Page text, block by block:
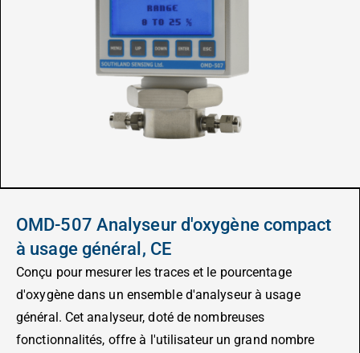
OMD-507 Analyseur d'oxygène compact
à usage général, CE
Conçu pour mesurer les traces et le pourcentage
d'oxygène dans un ensemble d'analyseur à usage
général. Cet analyseur, doté de nombreuses
fonctionnalités, offre à l'utilisateur un grand nombre